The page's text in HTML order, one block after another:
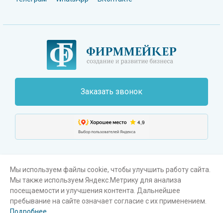
Заказать звонок
Поиск Карта сайта
Пользовательское соглашение
© Фирммейкер®, 2003-2026. Все права защищены
Мы используем файлы cookie, чтобы улучшить работу сайта.
Мы также используем Яндекс.Метрику для анализа
посещаемости и улучшения контента. Дальнейшее
пребывание на сайте означает согласие с их применением.